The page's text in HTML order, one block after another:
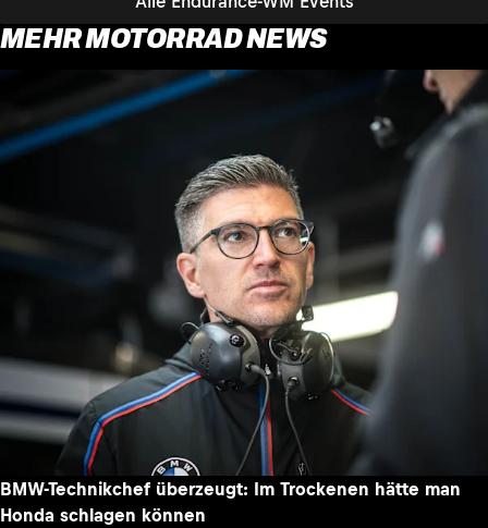
MEHR MOTORRAD NEWS
BMW-Technikchef überzeugt: Im Trockenen hätte man
Honda schlagen können